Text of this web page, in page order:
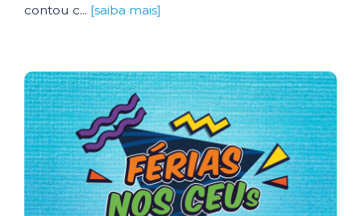
contou c... [saiba mais]